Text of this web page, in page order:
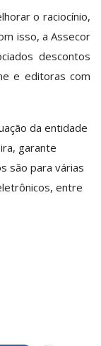
o raciocínio,
isso, a Assecor
descontos
e editoras com
da entidade
garante
são para várias
entre